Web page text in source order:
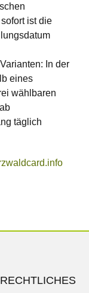
ist die
In der
eines
wählbaren
täglich
RECHTLICHES